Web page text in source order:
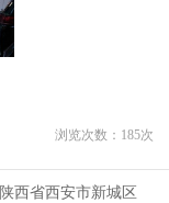
浏览次数： 185次
陕西省西安市新城区